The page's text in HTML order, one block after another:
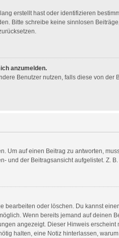
erstellt hast oder identifizieren
Bitte schreibe keine sinnlosen
anzumelden.
Benutzer nutzen, falls diese von
Um auf einen Beitrag zu antworten,
der Beitragsansicht aufgelistet. Z.
oder löschen. Du kannst
Wenn bereits jemand auf deinen
angezeigt. Dieser Hinweis
halten, eine Notiz hinterlassen,